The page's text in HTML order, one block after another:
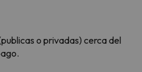
o privadas) cerca del